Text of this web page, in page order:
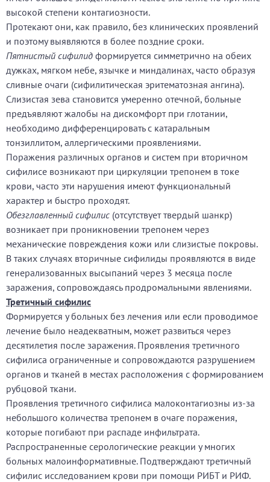
высокой степени контагиозности.
Протекают они, как правило, без клинических проявлений
и поэтому выявляются в более поздние сроки.
Пятнистый сифилид формируется симметрично на обеих
дужках, мягком небе, язычке и миндалинах, часто образуя
сливные очаги (сифилитическая эритематозная ангина).
Слизистая зева становится умеренно отечной, больные
предъявляют жалобы на дискомфорт при глотании,
необходимо дифференцировать с катаральным
тонзиллитом, аллергическими проявлениями.
Поражения различных органов и систем при вторичном
сифилисе возникают при циркуляции трепонем в токе
крови, часто эти нарушения имеют функциональный
характер и быстро проходят.
Обезглавленный сифилис (отсутствует твердый шанкр)
возникает при проникновении трепонем через
механические повреждения кожи или слизистые покровы.
В таких случаях вторичные сифилиды проявляются в виде
генерализованных высыпаний через 3 месяца после
заражения, сопровождаясь продромальными явлениями.
Третичный сифилис
Формируется у больных без лечения или если проводимое
лечение было неадекватным, может развиться через
десятилетия после заражения. Проявления третичного
сифилиса ограниченные и сопровождаются разрушением
органов и тканей в местах расположения с формированием
рубцовой ткани.
Проявления третичного сифилиса малоконтагиозны из-за
небольшого количества трепонем в очаге поражения,
которые погибают при распаде инфильтрата.
Распространенные серологические реакции у многих
больных малоинформативные. Подтверждают третичный
сифилис исследованием крови при помощи РИБТ и РИФ.